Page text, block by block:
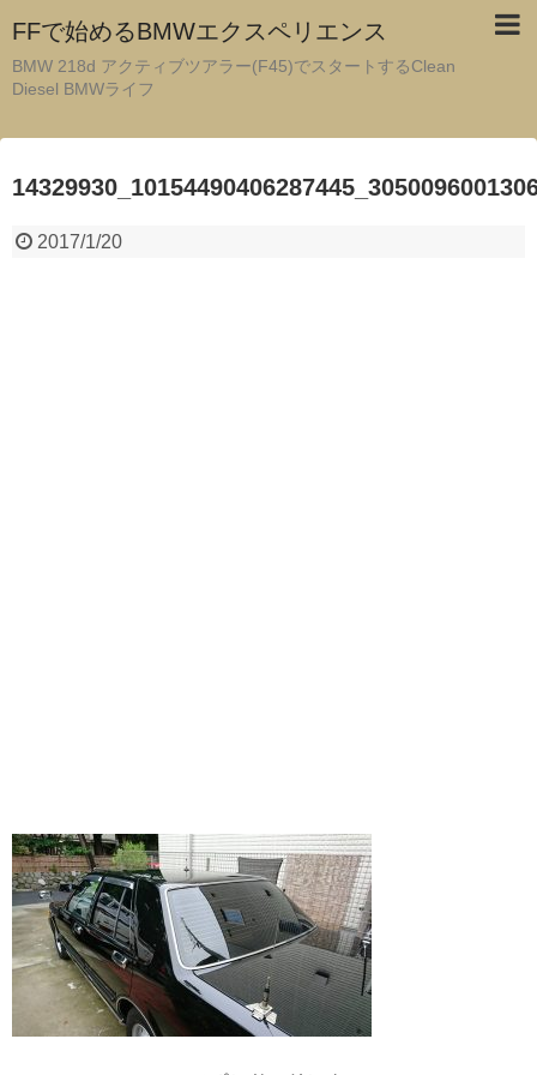
FFで始めるBMWエクスペリエンス
BMW 218d アクティブツアラー(F45)でスタートするClean
Diesel BMWライフ
2017/1/20